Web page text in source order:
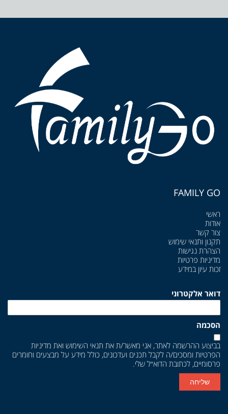
FAMILY GO
ראשי
אודות
צור קשר
תקנון ותנאי שימוש
הצהרת נגישות
מדיניות פרטיות
זכות עיון במידע
דואר אלקטרוני
הסכמה
בביצוע ההרשמה לאתר, אני מאשר/ת את תנאי השימוש ואת מדיניות
הפרטיות ומסכים/ה לקבל תכנים ועדכונים, כולל מידע על מבצעים וחומרים
פרסומיים, לכתובת הדוא״ל שלי.
שליחה